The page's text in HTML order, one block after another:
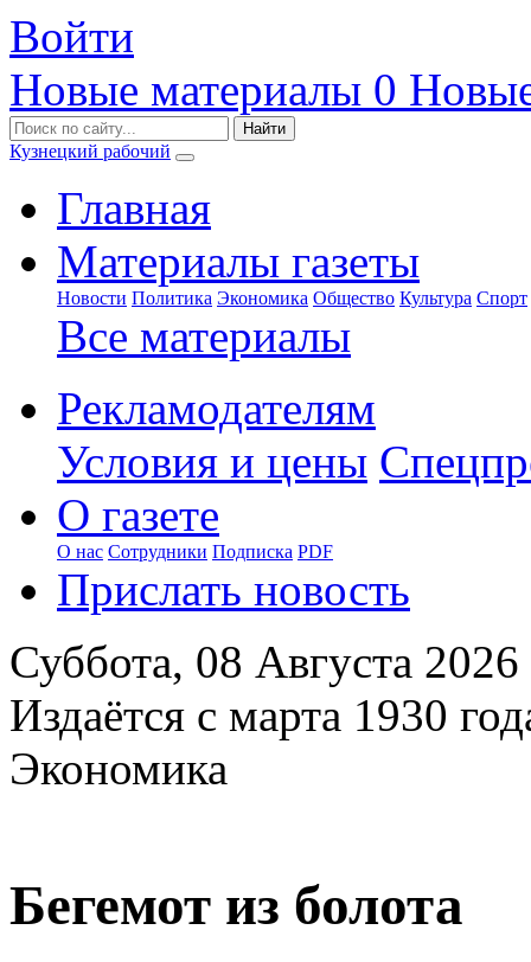
Войти
Новые материалы 0
Кузнецкий рабочий
Главная
Материалы газеты
Новости Политика Экономика Общество Культура Спорт
Все материалы
Рекламодателям
Условия и цены
О газете
О нас Сотрудники Подписка PDF
Прислать новость
Суббота, 08 Августа 2026
Издаётся с марта 1930
Экономика
Бегемот из болота